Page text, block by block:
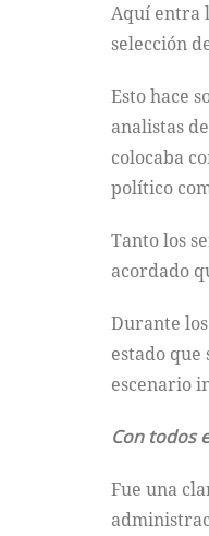
Aquí entra
selección
Esto hace
analistas
colocaba
político
Tanto los
acordado
Durante
estado
escenario
Con todos
Fue una